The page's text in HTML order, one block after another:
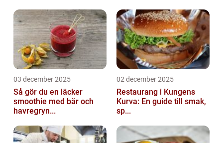
03 december 2025
Så gör du en läcker
smoothie med bär och
havregryn...
02 december 2025
Restaurang i Kungens
Kurva: En guide till smak,
sp...